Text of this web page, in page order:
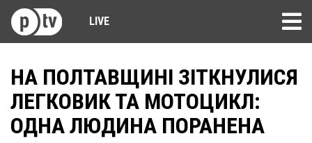
LIVE
НА ПОЛТАВЩИНІ ЗІТКНУЛИСЯ
ЛЕГКОВИК ТА МОТОЦИКЛ:
ОДНА ЛЮДИНА ПОРАНЕНА